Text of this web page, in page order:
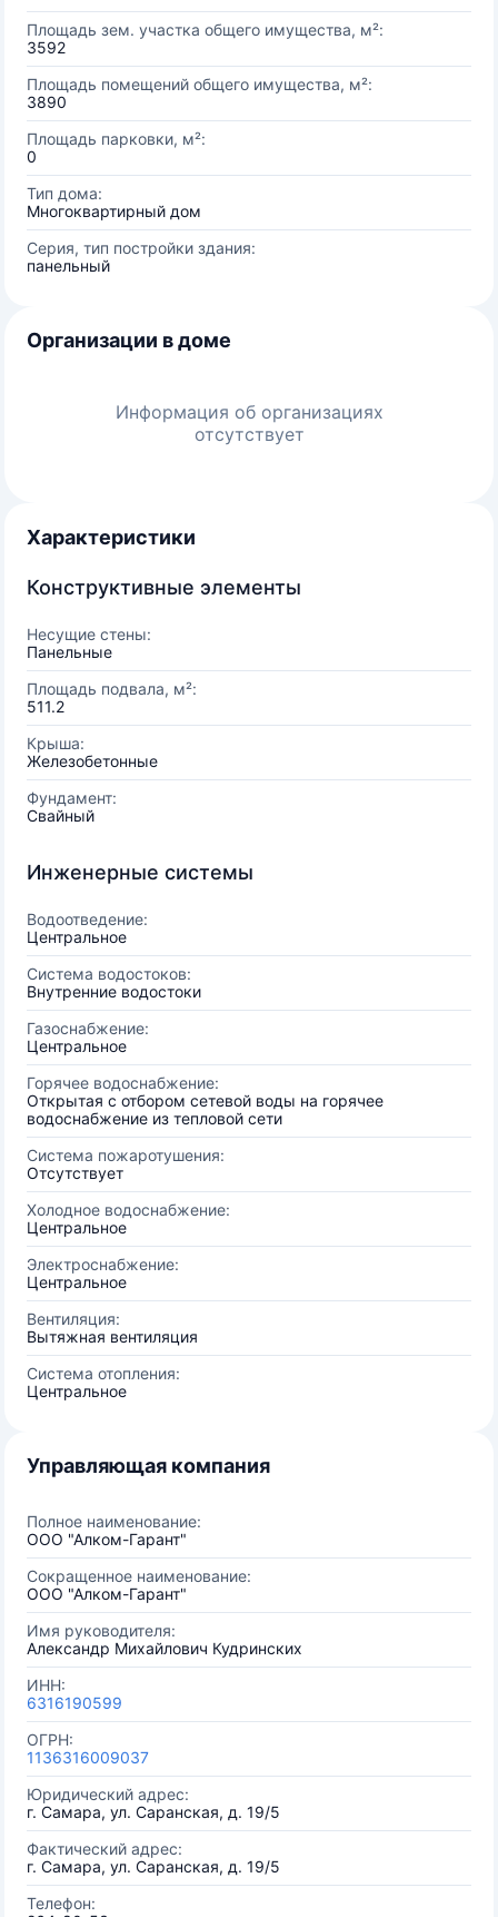
Площадь зем. участка общего имущества, м²:
3592
Площадь помещений общего имущества, м²:
3890
Площадь парковки, м²:
0
Тип дома:
Многоквартирный дом
Серия, тип постройки здания:
панельный
Организации в доме
Информация об организациях
отсутствует
Характеристики
Конструктивные элементы
Несущие стены:
Панельные
Площадь подвала, м²:
511.2
Крыша:
Железобетонные
Фундамент:
Свайный
Инженерные системы
Водоотведение:
Центральное
Система водостоков:
Внутренние водостоки
Газоснабжение:
Центральное
Горячее водоснабжение:
Открытая с отбором сетевой воды на горячее
водоснабжение из тепловой сети
Система пожаротушения:
Отсутствует
Холодное водоснабжение:
Центральное
Электроснабжение:
Центральное
Вентиляция:
Вытяжная вентиляция
Система отопления:
Центральное
Управляющая компания
Полное наименование:
ООО "Алком-Гарант"
Сокращенное наименование:
ООО "Алком-Гарант"
Имя руководителя:
Александр Михайлович Кудринских
ИНН:
6316190599
ОГРН:
1136316009037
Юридический адрес:
г. Самара, ул. Саранская, д. 19/5
Фактический адрес:
г. Самара, ул. Саранская, д. 19/5
Телефон: